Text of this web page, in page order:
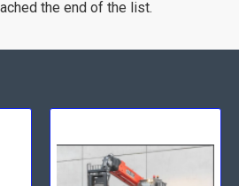
the end of the list.